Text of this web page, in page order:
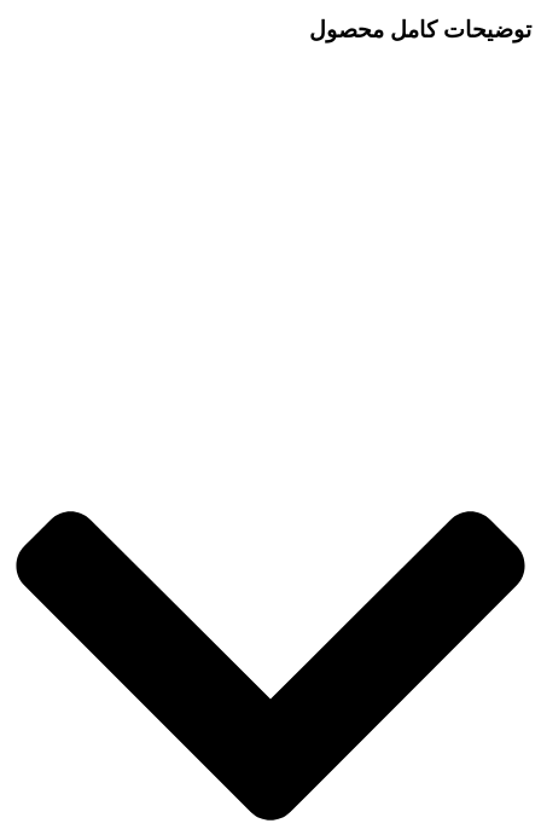
توضیحات کامل محصول